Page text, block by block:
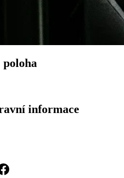
informace